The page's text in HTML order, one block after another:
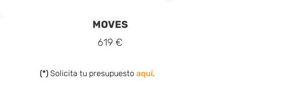
MOVES
619 €
(*) Solicita tu presupuesto aquí.